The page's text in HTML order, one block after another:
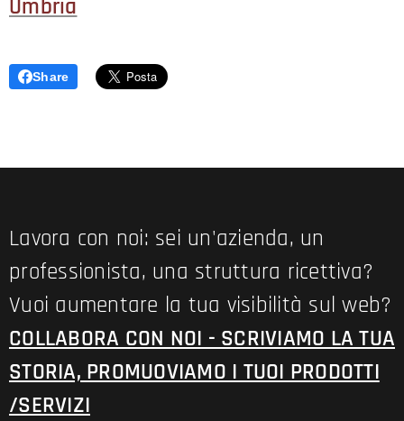
Umbria
Share
Lavora con noi: sei un'azienda, un
professionista, una struttura ricettiva?
Vuoi aumentare la tua visibilità sul web?
COLLABORA CON NOI - SCRIVIAMO LA TUA
STORIA, PROMUOVIAMO I TUOI PRODOTTI
/SERVIZI